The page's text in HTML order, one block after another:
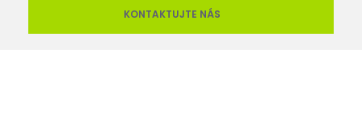
KONTAKTUJTE NÁS